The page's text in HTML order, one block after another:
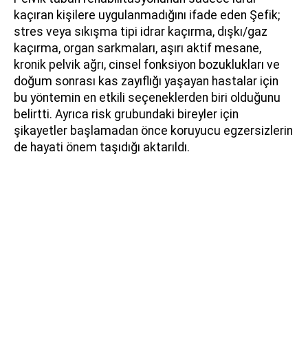
kaçıran kişilere uygulanmadığını ifade eden Şefik;
stres veya sıkışma tipi idrar kaçırma, dışkı/gaz
kaçırma, organ sarkmaları, aşırı aktif mesane,
kronik pelvik ağrı, cinsel fonksiyon bozuklukları ve
doğum sonrası kas zayıflığı yaşayan hastalar için
bu yöntemin en etkili seçeneklerden biri olduğunu
belirtti. Ayrıca risk grubundaki bireyler için
şikayetler başlamadan önce koruyucu egzersizlerin
de hayati önem taşıdığı aktarıldı.